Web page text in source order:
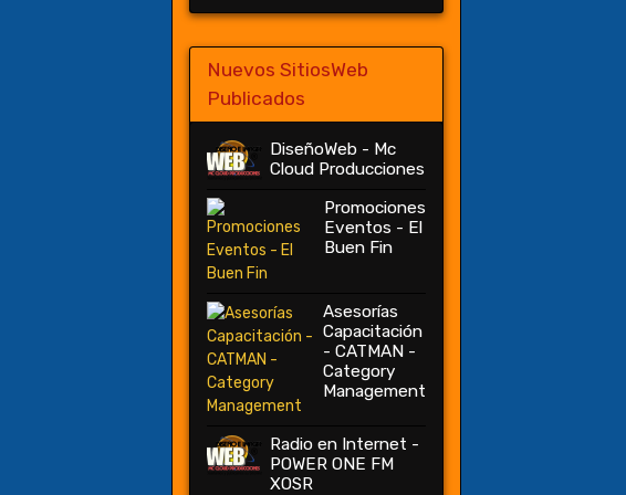
Nuevos SitiosWeb
Publicados
DiseñoWeb - Mc
Cloud Producciones
Promociones
Eventos - El
Buen Fin
Asesorías
Capacitación
- CATMAN -
Category
Management
Radio en Internet -
POWER ONE FM
XOSR